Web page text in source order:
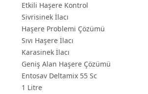
Etkili Haşere Kontrol
Sivrisinek İlacı
Haşere Problemi Çözümü
Sıvı Haşere İlacı
Karasinek İlacı
Geniş Alan Haşere Çözümü
Entosav Deltamix 55 Sc
1 Litre